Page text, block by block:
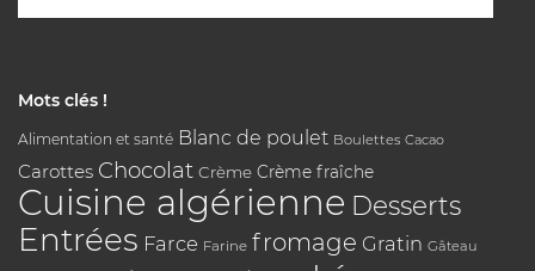
Mots clés !
Alimentation et santé Blanc de poulet Boulettes Cacao
Carottes Chocolat Crème Crème fraîche
Cuisine algérienne Desserts
Entrées Farce Farine fromage Gratin Gâteau